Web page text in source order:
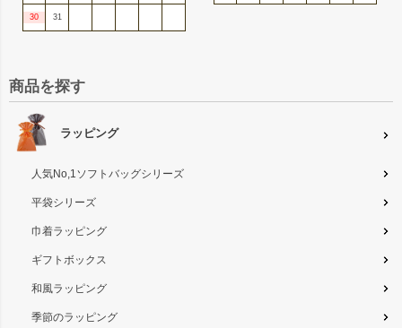
30 31
商品を探す
ラッピング
人気No,1ソフトバッグシリーズ
平袋シリーズ
巾着ラッピング
ギフトボックス
和風ラッピング
季節のラッピング